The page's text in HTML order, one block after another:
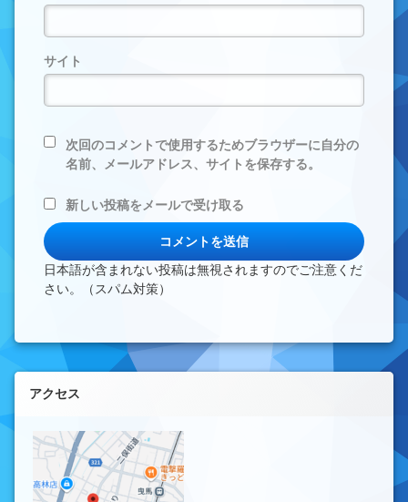
サイト
次回のコメントで使用するためブラウザーに自分の
名前、メールアドレス、サイトを保存する。
新しい投稿をメールで受け取る
日本語が含まれない投稿は無視されますのでご注意くだ
さい。（スパム対策）
左サイドバー
アクセス